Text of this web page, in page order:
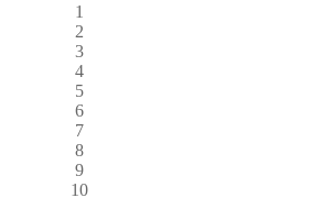
1
2
3
4
5
6
7
8
9
10